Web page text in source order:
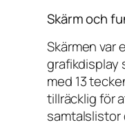
Skärm och
Skärmen var
grafikdisplay
med 13
tillräcklig för
samtalslistor